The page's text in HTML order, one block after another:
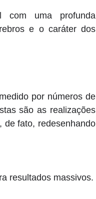
com uma profunda
e o caráter dos
por números de
são as realizações
de fato, redesenhando